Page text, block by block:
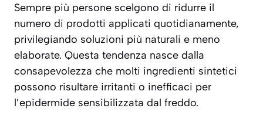
Sempre più persone scelgono di ridurre il
numero di prodotti applicati quotidianamente,
privilegiando soluzioni più naturali e meno
elaborate. Questa tendenza nasce dalla
consapevolezza che molti ingredienti sintetici
possono risultare irritanti o inefficaci per
l’epidermide sensibilizzata dal freddo.